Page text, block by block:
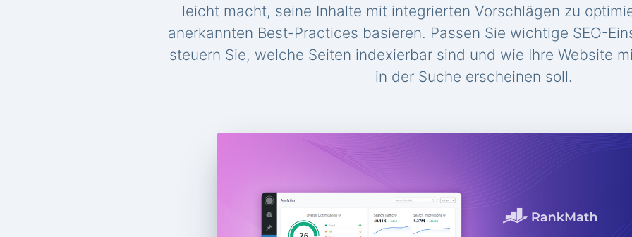
leicht macht, seine Inhalte mit integrierten Vorschlägen zu
anerkannten Best-Practices basieren. Passen Sie wichtige SEO-
steuern Sie, welche Seiten indexierbar sind und wie Ihre Website
in der Suche erscheinen soll.